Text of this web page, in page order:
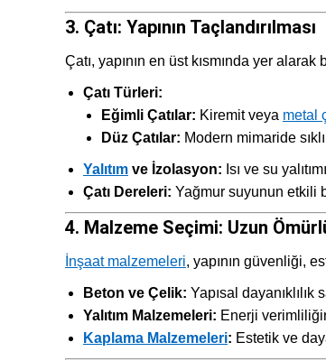
3. Çatı: Yapının Taçlandırılması
Çatı, yapının en üst kısmında yer
Çatı Türleri:
Eğimli Çatılar: Kiremit veya metal
Düz Çatılar: Modern mimaride
Yalıtım ve İzolasyon: Isı ve su
Çatı Dereleri: Yağmur suyunun etkili
4. Malzeme Seçimi: Uzun
İnşaat malzemeleri, yapının güvenliği,
Beton ve Çelik: Yapısal
Yalıtım Malzemeleri: Enerji
Kaplama Malzemeleri: Estetik ve